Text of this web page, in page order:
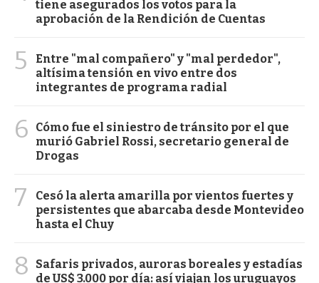
tiene asegurados los votos para la
aprobación de la Rendición de Cuentas
5
Entre "mal compañero" y "mal perdedor",
altísima tensión en vivo entre dos
integrantes de programa radial
6
Cómo fue el siniestro de tránsito por el que
murió Gabriel Rossi, secretario general de
Drogas
7
Cesó la alerta amarilla por vientos fuertes y
persistentes que abarcaba desde Montevideo
hasta el Chuy
8
Safaris privados, auroras boreales y estadías
de US$ 3.000 por día: así viajan los uruguayos